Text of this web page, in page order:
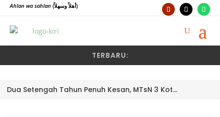
Ahlan wa sahlan (أهلاً وسهلاً)
TERBARU:
Dua Setengah Tahun Penuh Kesan, MTsN 3 Kota Padang Lepas Pengawas Pembina Dra. Nayusminar Nasrun